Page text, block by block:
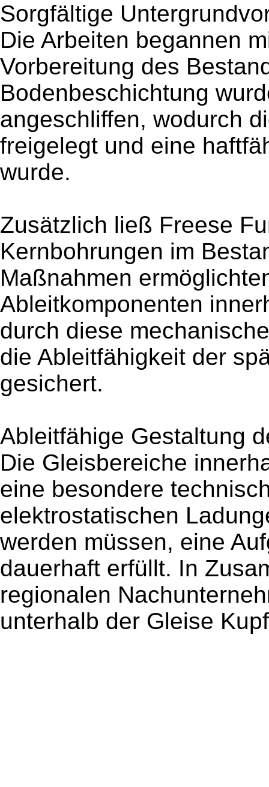
Sorgfältige
Die Arbeiten begannen
Vorbereitung des
Bodenbeschichtung
angeschliffen, wodurch
freigelegt und eine
wurde.
Zusätzlich ließ Freese
Kernbohrungen im
Maßnahmen
Ableitkomponenten
durch diese
die Ableitfähigkeit der
gesichert.
Ableitfähige Gestaltung
Die Gleisbereiche
eine besondere
elektrostatischen
werden müssen, eine
dauerhaft erfüllt. In
regionalen
unterhalb der Gleise